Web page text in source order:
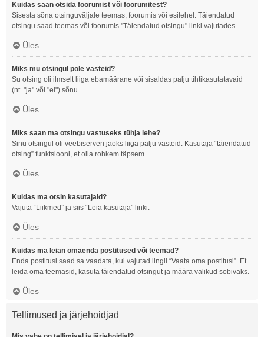
Kuidas saan otsida foorumist või foorumitest?
Sisesta sõna otsinguväljale teemas, foorumis või esilehel. Täiendatud
otsingu saad teemas või foorumis "Täiendatud otsingu" linki vajutades.
Üles
Miks mu otsingul pole vasteid?
Su otsing oli ilmselt liiga ebamäärane või sisaldas palju tihtikasutatavaid
(nt. "ja" või "ei") sõnu.
Üles
Miks saan ma otsingu vastuseks tühja lehe?
Sinu otsingul oli veebiserveri jaoks liiga palju vasteid. Kasutaja “täiendatud
otsing” funktsiooni, et olla rohkem täpsem.
Üles
Kuidas ma otsin kasutajaid?
Vajuta “Liikmed” ja siis “Leia kasutaja” linki.
Üles
Kuidas ma leian omaenda postitused või teemad?
Enda postitusi saad sa vaadata, kui vajutad lingil “Vaata oma postitusi”. Et
leida oma teemasid, kasuta täiendatud otsingut ja määra valikud sobivaks.
Üles
Tellimused ja järjehoidjad